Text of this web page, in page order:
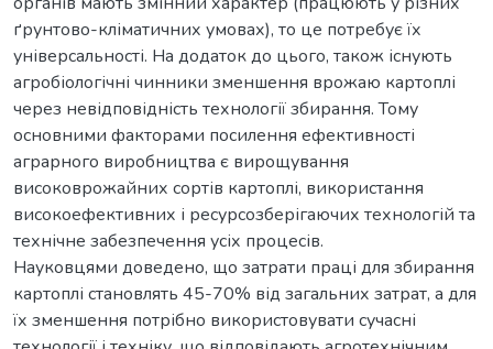
ґрунтово-кліматичних умовах), то це потребує їх
універсальності. На додаток до цього, також існують
агробіологічні чинники зменшення врожаю картоплі
через невідповідність технології збирання. Тому
основними факторами посилення ефективності
аграрного виробництва є вирощування
високоврожайних сортів картоплі, використання
високоефективних і ресурсозберігаючих технологій та
технічне забезпечення усіх процесів.
Науковцями доведено, що затрати праці для збирання
картоплі становлять 45-70% від загальних затрат, а для
їх зменшення потрібно використовувати сучасні